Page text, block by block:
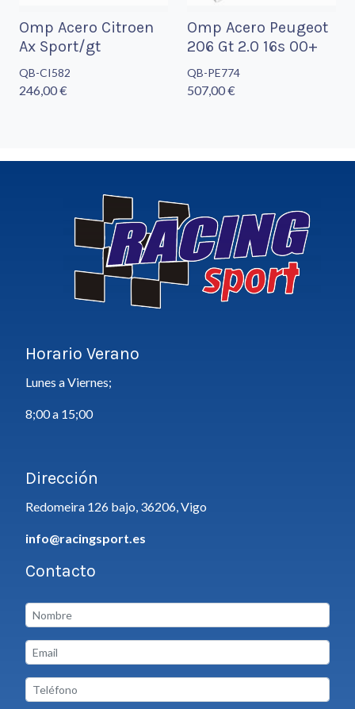
Omp Acero Citroen
Ax Sport/gt
QB-CI582
246,00 €
Omp Acero Peugeot
206 Gt 2.0 16s 00+
QB-PE774
507,00 €
Horario Verano
Lunes a Viernes;
8;00 a 15;00
Dirección
Redomeira 126 bajo, 36206, Vigo
info@racingsport.es
Contacto